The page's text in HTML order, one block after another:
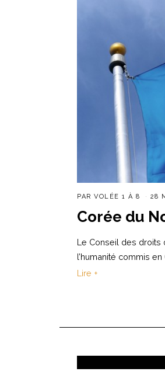
PAR VOLÉE 1 À 8 28
Corée du
Le Conseil des droits
l’humanité commis
Lire +